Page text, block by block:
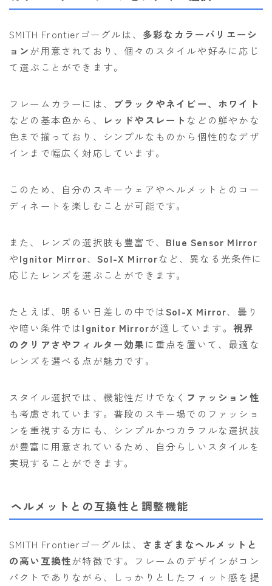
SMITH Frontierゴーグルは、 多彩なカラーバリエーシ
ョン が用意されており、個々のスタイルや好みに応じ
て選ぶことができます。
フレームカラーには、 ブラックやネイビー、ホワイト
などの基本色から、
レッドやスレート などの鮮やかな
色まで揃っており、シンプルなものから個性的なデザ
インまで幅広く対応しています。
このため、自分のスキーウェアやヘルメットとのコー
ディネートを楽しむことが可能です。
また、レンズの選択肢も豊富で、 Blue Sensor Mirror
やIgnitor Mirror、Sol-X Mirrorなど、異なる光条件に
応じたレンズを選ぶことができます。
たとえば、明るい日差しの中ではSol-X Mirror、曇り
や暗い条件ではIgnitor Mirrorが適しています。 視界
のクリアさやフィルター効果 に重点を置いて、最適な
レンズを選べる点が魅力です。
スタイル選択では、機能性だけでなく ファッション性
も考慮されています。普段のスキー場でのファッショ
ンを重視する方にも、シンプルかつカラフルな選択肢
が豊富に用意されているため、自分らしいスタイルを
実現することができます。
ヘルメットとの互換性と調整機能
SMITH Frontierゴーグルは、 さまざまなヘルメットと
の高い互換性が特徴です。フレームのデザインがコン
パクトでありながら、しっかりとしたフィット感を提